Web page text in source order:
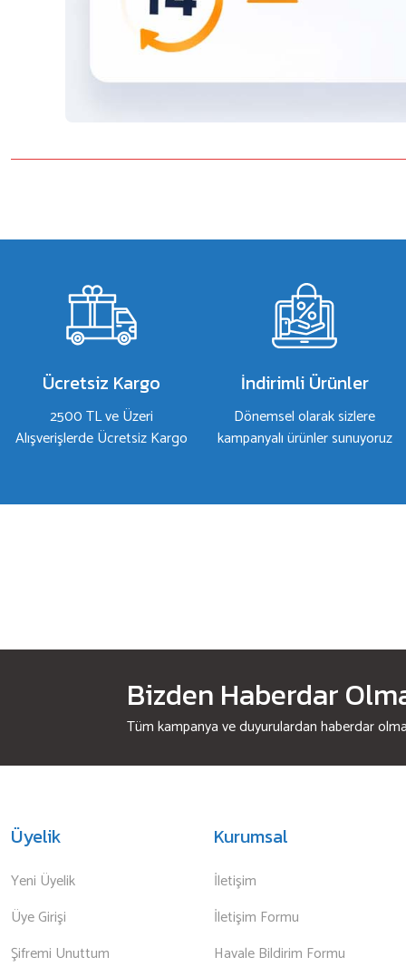
Ürün açıklamasında eksik bilgiler bulunuyor.
Ürün bilgilerinde hatalar bulunuyor.
Ürün fiyatı diğer sitelerden daha pahalı.
Bu ürüne benzer farklı alternatifler olmalı.
Ücretsiz Kargo
2500 TL ve Üzeri
Alışverişlerde Ücretsiz Kargo
İndirimli Ürünler
Dönemsel olarak sizlere
kampanyalı ürünler sunuyoruz
Bizden Haberdar
Tüm kampanya ve duyurulardan haberdar
Üyelik
Yeni Üyelik
Üye Girişi
Şifremi Unuttum
Kurumsal
İletişim
İletişim Formu
Havale Bildirim Formu